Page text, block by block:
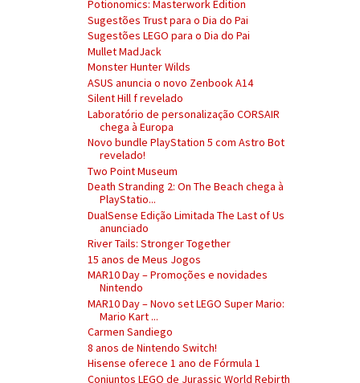
Potionomics: Masterwork Edition
Sugestões Trust para o Dia do Pai
Sugestões LEGO para o Dia do Pai
Mullet MadJack
Monster Hunter Wilds
ASUS anuncia o novo Zenbook A14
Silent Hill f revelado
Laboratório de personalização CORSAIR
chega à Europa
Novo bundle PlayStation 5 com Astro Bot
revelado!
Two Point Museum
Death Stranding 2: On The Beach chega à
PlayStatio...
DualSense Edição Limitada The Last of Us
anunciado
River Tails: Stronger Together
15 anos de Meus Jogos
MAR10 Day – Promoções e novidades
Nintendo
MAR10 Day – Novo set LEGO Super Mario:
Mario Kart ...
Carmen Sandiego
8 anos de Nintendo Switch!
Hisense oferece 1 ano de Fórmula 1
Conjuntos LEGO de Jurassic World Rebirth